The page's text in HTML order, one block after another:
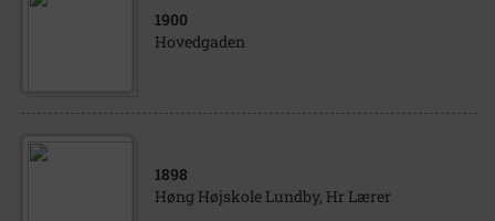
1900
Hovedgaden
1898
Høng Højskole Lundby, Hr Lærer